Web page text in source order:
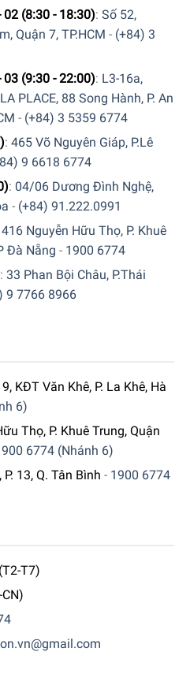
KẾT:
toàn quốc.
chính hãng từ công ty.
hãng, nhập khẩu Đức &
khảo thêm các sản
trong việc sử dụng hoặc
đời kênh
.
chọn)
(8:30 - 18:30): Số 52,
Quận 7, TP.HCM - (+84) 3
(9:30 - 22:00): L3-16a,
PLACE, 88 Song Hành, P. An
- (+84) 3 5359 6774
: 465 Võ Nguyên Giáp, P.Lê
9 6618 6774
: 04/06 Dương Đình Nghệ,
- (+84) 91.222.0991
416 Nguyễn Hữu Thọ, P. Khuê
Đà Nẵng - 1900 6774
: 33 Phan Bội Châu, P.Thái
9 7766 8966
KĐT Văn Khê, P. La Khê, Hà
6)
Thọ, P. Khuê Trung, Quận
6774 (Nhánh 6)
13, Q. Tân Bình - 1900 6774
T7)